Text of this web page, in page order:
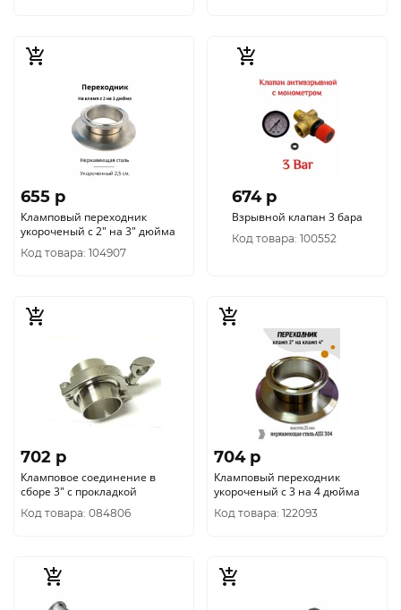
655 p
Кламповый переходник
укороченый с 2" на 3" дюйма
Код товара: 104907
674 p
Взрывной клапан 3 бара
Код товара: 100552
702 p
Кламповое соединение в
сборе 3" с прокладкой
Код товара: 084806
704 p
Кламповый переходник
укороченый с 3 на 4 дюйма
Код товара: 122093